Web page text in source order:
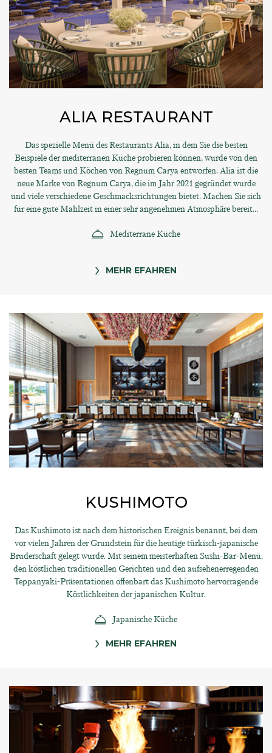
ALIA RESTAURANT
Das spezielle Menü des Restaurants Alia, in dem Sie die besten
Beispiele der mediterranen Küche probieren können, wurde von den
besten Teams und Köchen von Regnum Carya entworfen. Alia ist die
neue Marke von Regnum Carya, die im Jahr 2021 gegründet wurde
und viele verschiedene Geschmacksrichtungen bietet. Machen Sie sich
für eine gute Mahlzeit in einer sehr angenehmen Atmosphäre bereit...
Mediterrane Küche
MEHR EFAHREN
KUSHIMOTO
Das Kushimoto ist nach dem historischen Ereignis benannt, bei dem
vor vielen Jahren der Grundstein für die heutige türkisch-japanische
Bruderschaft gelegt wurde. Mit seinem meisterhaften Sushi-Bar-Menü,
den köstlichen traditionellen Gerichten und den aufsehenerregenden
Teppanyaki-Präsentationen offenbart das Kushimoto hervorragende
Köstlichkeiten der japanischen Kultur.
Japanische Küche
MEHR EFAHREN